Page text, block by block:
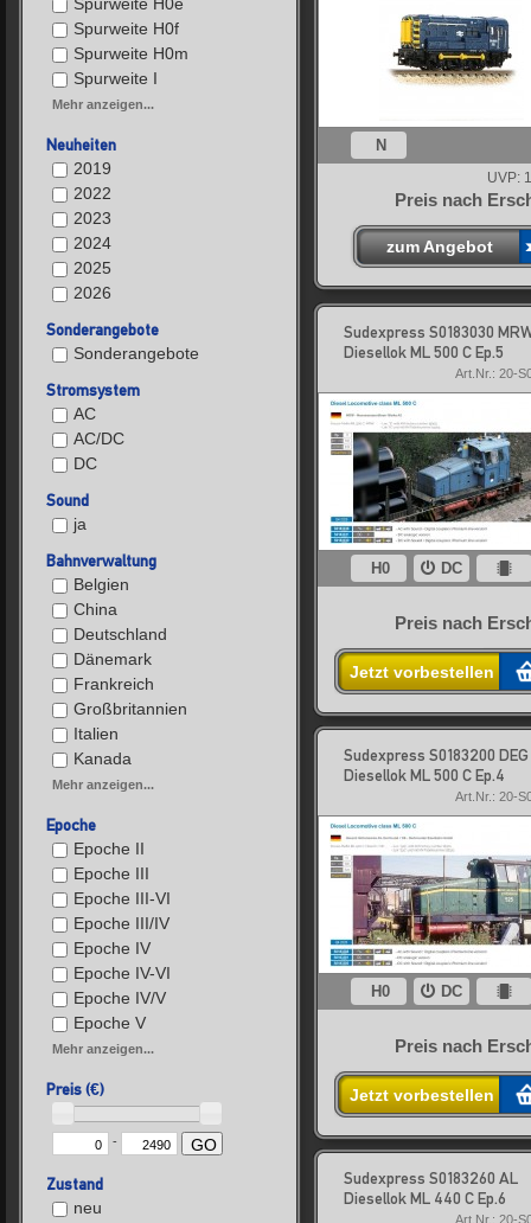
Spurweite H0e
Spurweite H0f
Spurweite H0m
Spurweite I
Mehr anzeigen...
Neuheiten
2019
2022
2023
2024
2025
2026
Sonderangebote
Sonderangebote
Stromsystem
AC
AC/DC
DC
Sound
ja
Bahnverwaltung
Belgien
China
Deutschland
Dänemark
Frankreich
Großbritannien
Italien
Kanada
Mehr anzeigen...
Epoche
Epoche II
Epoche III
Epoche III-VI
Epoche III/IV
Epoche IV
Epoche IV-VI
Epoche IV/V
Epoche V
Mehr anzeigen...
Preis (€)
- GO
Zustand
neu
N
UVP:
Preis nach
zum Angebot
Sudexpress S0183030
Diesellok ML 500 C Ep.5
Art.Nr.: 20-
H0 DC
Preis nach
Jetzt vorbestellen
Sudexpress S0183200 DEG
Diesellok ML 500 C Ep.4
Art.Nr.: 20-
H0 DC
Preis nach
Jetzt vorbestellen
Sudexpress S0183260 AL
Diesellok ML 440 C Ep.6
Art.Nr.: 20-